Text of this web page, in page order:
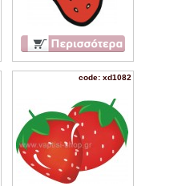
code: xd1082